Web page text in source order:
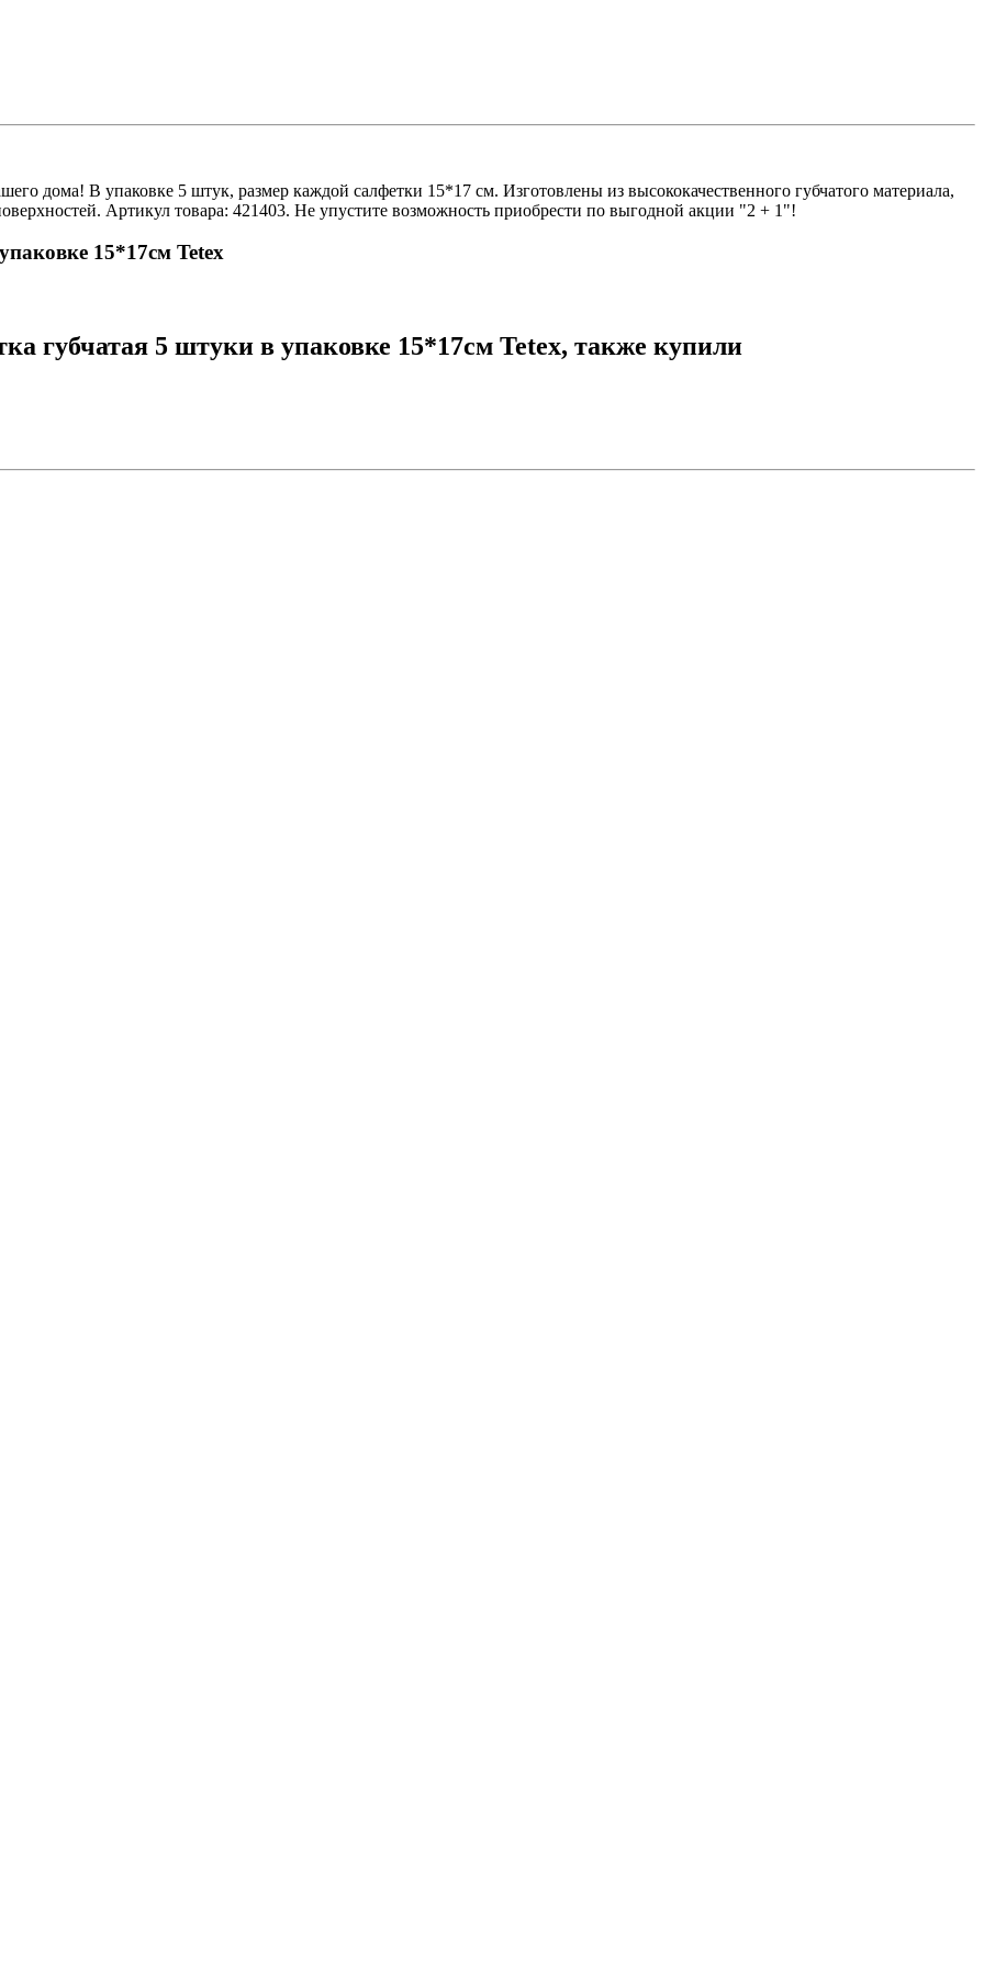
дома! В упаковке 5 штук, размер каждой салфетки 15*17 см. Изготовлены из высококачественного губчатого материала,
Артикул товара: 421403. Не упустите возможность приобрести по выгодной акции "2 + 1"!
15*17см Tetex
губчатая 5 штуки в упаковке 15*17см Tetex, также купили